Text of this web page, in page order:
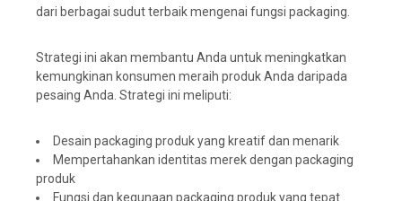
dari berbagai sudut terbaik mengenai fungsi packaging.
Strategi ini akan membantu Anda untuk meningkatkan
kemungkinan konsumen meraih produk Anda daripada
pesaing Anda. Strategi ini meliputi:
Desain packaging produk yang kreatif dan menarik
Mempertahankan identitas merek dengan packaging
produk
Fungsi dan kegunaan packaging produk yang tepat